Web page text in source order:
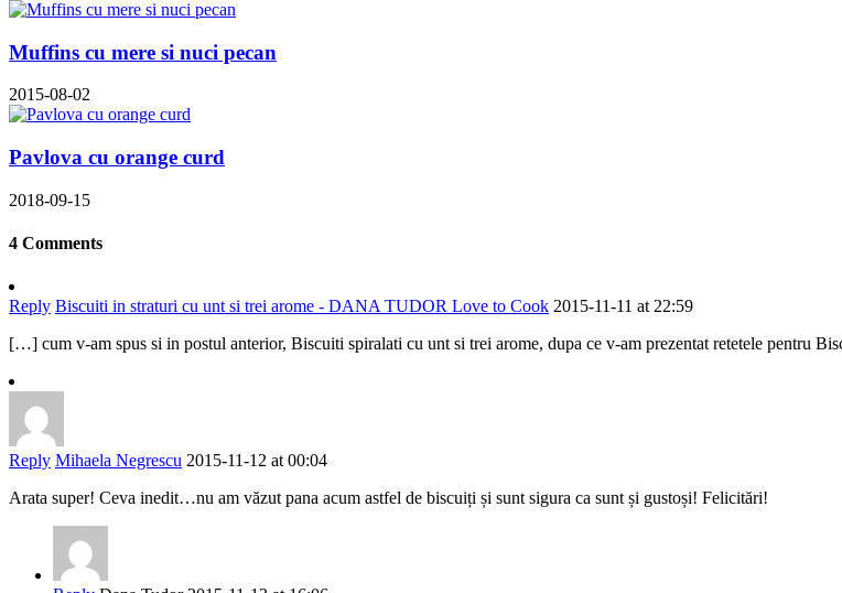
Muffins cu mere si nuci pecan
2015-08-02
Pavlova cu orange curd
2018-09-15
4 Comments
Reply Biscuiti in straturi cu unt si trei arome - DANA TUDOR Love to Cook 2015-11-11 at 22:59
[…] cum v-am spus si in postul anterior, Biscuiti spiralati cu unt si trei arome, dupa ce v-am prezentat retetele pentru
Reply Mihaela Negrescu 2015-11-12 at 00:04
Arata super! Ceva inedit…nu am văzut pana acum astfel de biscuiți și sunt sigura ca sunt și gustoși! Felicitări!